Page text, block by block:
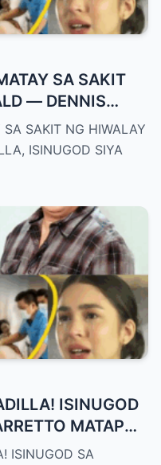
SA SAKIT
— DENNIS
SA OSPITAL SA
SAKIT NG HIWALAY
ISINUGOD SIYA
ISINUGOD
MATAPOS
ISINUGOD SA